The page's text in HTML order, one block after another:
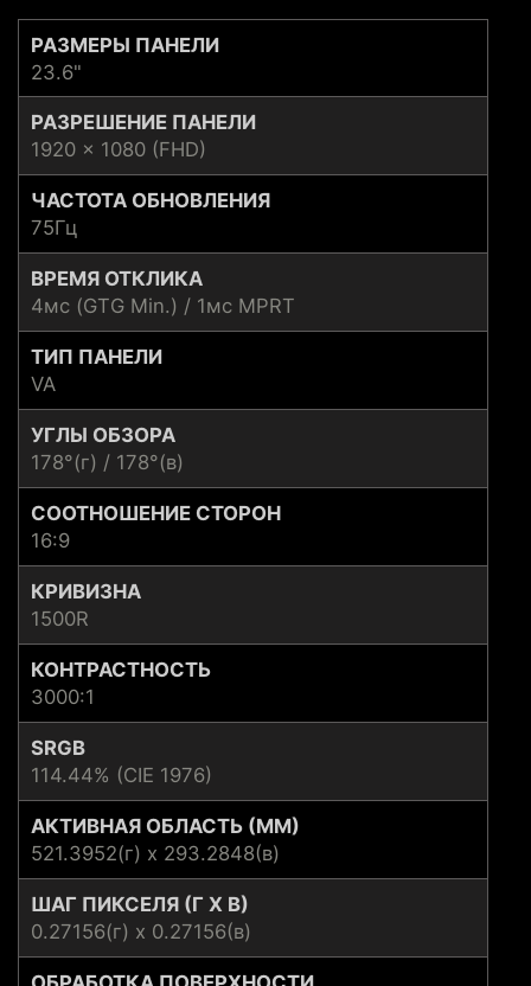
РАЗМЕРЫ ПАНЕЛИ
23.6"
РАЗРЕШЕНИЕ ПАНЕЛИ
1920 x 1080 (FHD)
ЧАСТОТА ОБНОВЛЕНИЯ
75Гц
ВРЕМЯ ОТКЛИКА
4мс (GTG Min.) / 1мс MPRT
ТИП ПАНЕЛИ
VA
УГЛЫ ОБЗОРА
178°(г) / 178°(в)
СООТНОШЕНИЕ СТОРОН
16:9
КРИВИЗНА
1500R
КОНТРАСТНОСТЬ
3000:1
SRGB
114.44% (CIE 1976)
АКТИВНАЯ ОБЛАСТЬ (ММ)
521.3952(г) x 293.2848(в)
ШАГ ПИКСЕЛЯ (Г X В)
0.27156(г) x 0.27156(в)